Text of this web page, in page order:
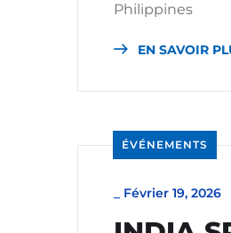
Philippines
EN SAVOIR
ÉVÉNEMENTS
Février 19, 2026